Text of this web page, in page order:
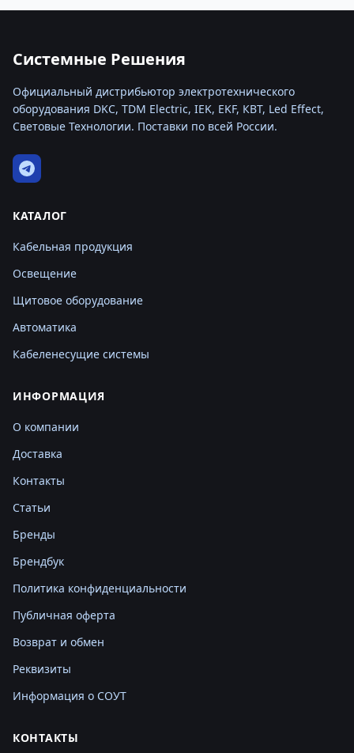
Системные Решения
Официальный дистрибьютор электротехнического
оборудования DKC, TDM Electric, IEK, EKF, КВТ, Led Effect,
Световые Технологии. Поставки по всей России.
КАТАЛОГ
Кабельная продукция
Освещение
Щитовое оборудование
Автоматика
Кабеленесущие системы
ИНФОРМАЦИЯ
О компании
Доставка
Контакты
Статьи
Бренды
Брендбук
Политика конфиденциальности
Публичная оферта
Возврат и обмен
Реквизиты
Информация о СОУТ
КОНТАКТЫ